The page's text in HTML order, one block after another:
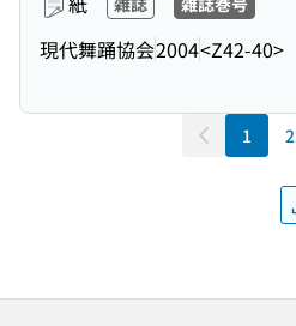
現代舞踊協会2004<Z42-40>
1 2